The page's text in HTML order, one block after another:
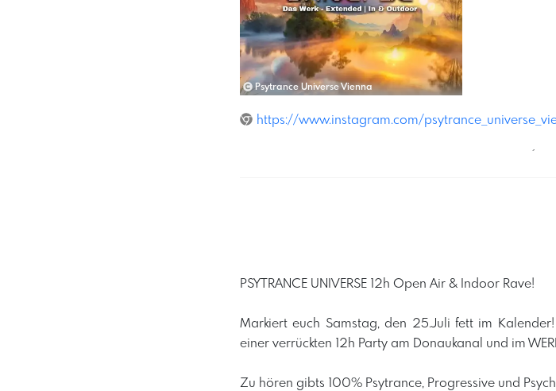
Psytrance Universe Vienna
https://www.instagram.com/
´
PSYTRANCE UNIVERSE 12h Open Air & Indoor Rave!
Markiert euch Samstag, den 25.Juli fett im Kalender!
einer verrückten 12h Party am Donaukanal und im
Zu hören gibts 100% Psytrance, Progressive und